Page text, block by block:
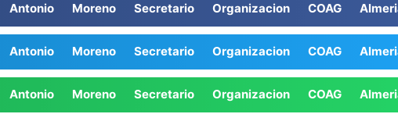
Antonio Moreno Secretario Organizacion COAG
Antonio Moreno Secretario Organizacion COAG
Antonio Moreno Secretario Organizacion COAG